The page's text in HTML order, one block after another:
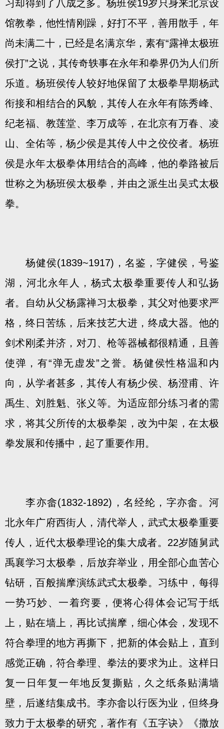
习却得到了八成之多。杨班侯19岁只身来北京设
馆教拳，他性情刚躁，好打不平，善用散手，年
尚未满二十，已经是名满京华，素有“露禅太极班
侯打”之说，其传奇轶事在永年和拳界仍为人们所
乐道。杨班侯传人较好地保留了太极拳早期杨武
衔接和相结合的风貌，其传人在永年有陈秀峰、
纪老福、教莲堂、李万成等，在北京有万春、凌
山、全佑等，杨少侯是其传人中之佼佼者。杨班
侯是永年太极拳体用结合的高峰，他的拳路被后
世称之为杨班侯太极拳，并由之派生出吴式太极
拳。
杨健侯(1839~1917)，名鉴，字健侯，号鉴
湖，河北永年人，杨式太极拳重要传人和弘扬
者。自幼从父杨露禅习太极拳，其父对他要求严
格，终日苦练，后来技艺大进，终成大器。他的
剑术刚柔并济，对刀、枪等器械都很精通，且善
使弹，有“弹无虚发”之誉。杨健侯性格温和内
向，从学者甚多，其传人有杨少侯、杨澄甫、许
禹生、刘胜魁、张义等。为适应部分练习者的需
求，将其父所传的太极拳架，改为中架，在太极
拳发展和传播中，起了重要作用。
李亦畲(1832-1892)，名经纶，字亦畲。河
北永年广府西街人，清代举人，武式太极拳重要
传人，近代太极拳理论的集大成者。22岁随舅武
禹襄学习太极拳，后放弃举业，用全部心血苦心
钻研，百般揣摩演练武式太极拳。习练中，每得
一势巧妙、一着窍要，便将心得体会记写于纸
上，贴在墙上，再比试揣摩，细心体会，发现不
符合拳理的地方再撕下，把新的体会贴上，直到
感觉正确，符合拳理、拳法的要求为止。这样日
复一日年复一年地反复撕贴，久之纸条贴满墙
壁，后遂结集成书。李亦畲以行医为业，但终身
致力于太极拳的研究，著作有《五字诀》《撒放